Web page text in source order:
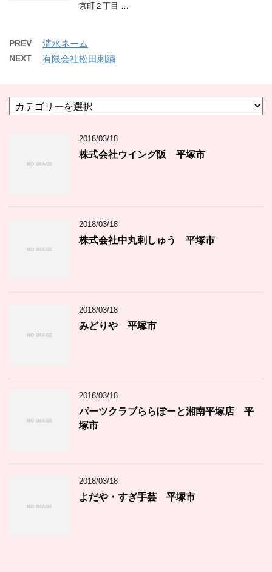
京町２丁目 …
PREV 清水ネーム
NEXT 有限会社松田刺繍
テ
2018/03/18
株式会社ウイング阪 平塚市
2018/03/18
株式会社中丸刺しゅう 平塚市
2018/03/18
みどりや 平塚市
2018/03/18
パーツクラブららぽーと湘南平塚店 平
塚市
2018/03/18
よだや・すぎ手芸 平塚市